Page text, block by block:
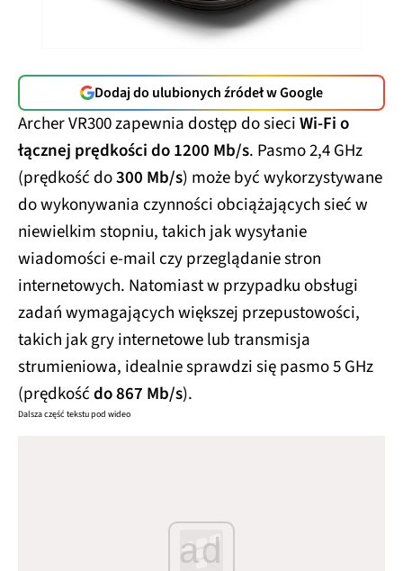
Dodaj do ulubionych źródeł w Google
Archer VR300 zapewnia dostęp do sieciWi-Fi o
łącznej prędkości do 1200 Mb/s. Pasmo 2,4 GHz
(prędkość do300 Mb/s) może być wykorzystywane
do wykonywania czynności obciążających sieć w
niewielkim stopniu, takich jak wysyłanie
wiadomości e-mail czy przeglądanie stron
internetowych. Natomiast w przypadku obsługi
zadań wymagających większej przepustowości,
takich jak gry internetowe lub transmisja
strumieniowa, idealnie sprawdzi się pasmo 5 GHz
(prędkośćdo 867 Mb/s).
Dalsza część tekstu pod wideo
ad